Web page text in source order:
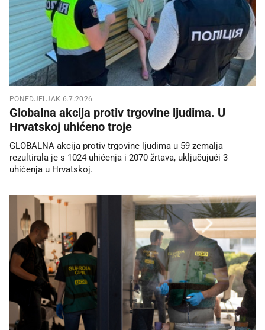
PONEDJELJAK 6.7.2026.
Globalna akcija protiv trgovine ljudima. U
Hrvatskoj uhićeno troje
GLOBALNA akcija protiv trgovine ljudima u 59 zemalja
rezultirala je s 1024 uhićenja i 2070 žrtava, uključujući 3
uhićenja u Hrvatskoj.